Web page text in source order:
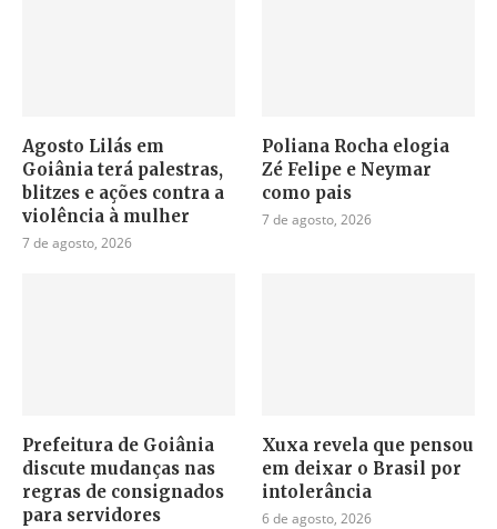
Agosto Lilás em
Goiânia terá palestras,
blitzes e ações contra a
violência à mulher
7 de agosto, 2026
Poliana Rocha elogia
Zé Felipe e Neymar
como pais
7 de agosto, 2026
Prefeitura de Goiânia
discute mudanças nas
regras de consignados
para servidores
Xuxa revela que pensou
em deixar o Brasil por
intolerância
6 de agosto, 2026